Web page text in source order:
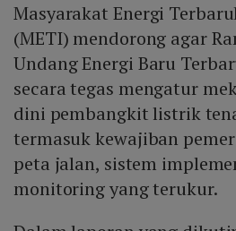
Masyarakat Energi
(METI) mendorong agar
Undang Energi Baru
secara tegas mengatur
dini pembangkit listrik
termasuk kewajiban
peta jalan, sistem
monitoring yang terukur.